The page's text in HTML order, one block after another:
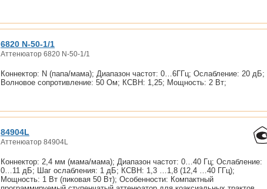
6820 N-50-1/1
Аттенюатор 6820 N-50-1/1
Коннектор: N (папа/мама); Диапазон частот: 0…6ГГц; Ослабление: 20 дБ;
Волновое сопротивление: 50 Ом; КСВН: 1,25; Мощность: 2 Вт;
84904L
Аттенюатор 84904L
Коннектор: 2,4 мм (мама/мама); Диапазон частот: 0…40 Гц; Ослабление:
0…11 дБ; Шаг ослабления: 1 дБ; КСВН: 1,3 …1,8 (12,4 …40 ГГц);
Мощность: 1 Вт (пиковая 50 Вт); Особенности: Компактный